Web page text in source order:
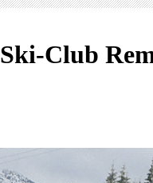
Ski-Club